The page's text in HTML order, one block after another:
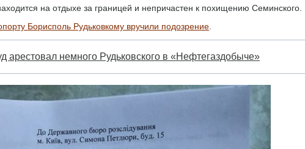
на отдыхе за границей и непричастен к похищению Семинского.
Борисполь Рудьковкому вручили подозрение
арестовал немного Рудьковского в «Нефтегаздобыче»